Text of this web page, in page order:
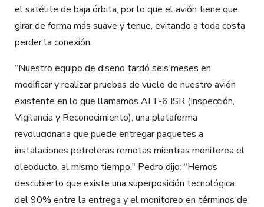
el satélite de baja órbita, por lo que el avión tiene que
girar de forma más suave y tenue, evitando a toda costa
perder la conexión.
“Nuestro equipo de diseño tardó seis meses en
modificar y realizar pruebas de vuelo de nuestro avión
existente en lo que llamamos ALT-6 ISR (Inspección,
Vigilancia y Reconocimiento), una plataforma
revolucionaria que puede entregar paquetes a
instalaciones petroleras remotas mientras monitorea el
oleoducto. al mismo tiempo." Pedro dijo: “Hemos
descubierto que existe una superposición tecnológica
del 90% entre la entrega y el monitoreo en términos de